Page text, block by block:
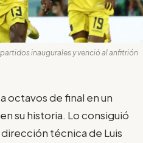
inaugurales y venció al anfitrión
octavos de final en un
su historia. Lo consiguió
técnica de Luis